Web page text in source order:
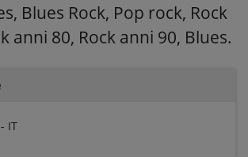
Blues Rock, Pop rock, Rock
anni 80, Rock anni 90, Blues.
IT